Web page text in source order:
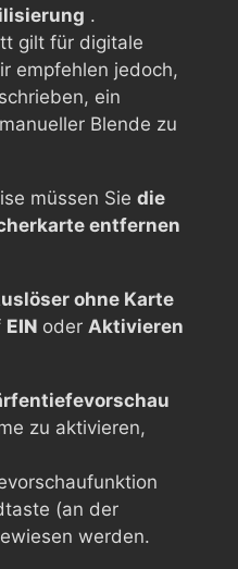
.
gilt für digitale
empfehlen jedoch,
ein
Blende zu
müssen Sie die
entfernen
ohne Karte
EIN oder Aktivieren
zu aktivieren,
(an der
werden.